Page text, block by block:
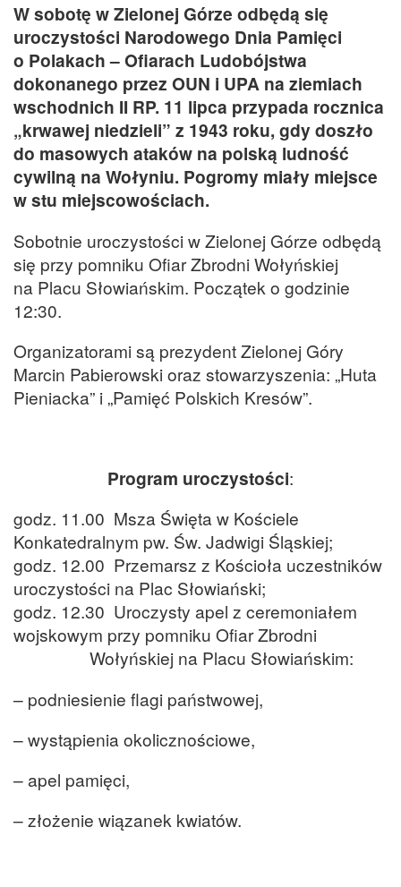
W sobotę w Zielonej Górze odbędą się
uroczystości Narodowego Dnia Pamięci
o Polakach – Ofiarach Ludobójstwa
dokonanego przez OUN i UPA na ziemiach
wschodnich II RP. 11 lipca przypada rocznica
„krwawej niedzieli” z 1943 roku, gdy doszło
do masowych ataków na polską ludność
cywilną na Wołyniu. Pogromy miały miejsce
w stu miejscowościach.
Sobotnie uroczystości w Zielonej Górze odbędą
się przy pomniku Ofiar Zbrodni Wołyńskiej
na Placu Słowiańskim. Początek o godzinie
12:30.
Organizatorami są prezydent Zielonej Góry
Marcin Pabierowski oraz stowarzyszenia: „Huta
Pieniacka” i „Pamięć Polskich Kresów”.
Program uroczystości:
godz. 11.00 Msza Święta w Kościele
Konkatedralnym pw. Św. Jadwigi Śląskiej;
godz. 12.00 Przemarsz z Kościoła uczestników
uroczystości na Plac Słowiański;
godz. 12.30 Uroczysty apel z ceremoniałem
wojskowym przy pomniku Ofiar Zbrodni
Wołyńskiej na Placu Słowiańskim:
– podniesienie flagi państwowej,
– wystąpienia okolicznościowe,
– apel pamięci,
– złożenie wiązanek kwiatów.